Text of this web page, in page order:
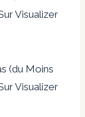
Visualizer
(du Moins
Visualizer